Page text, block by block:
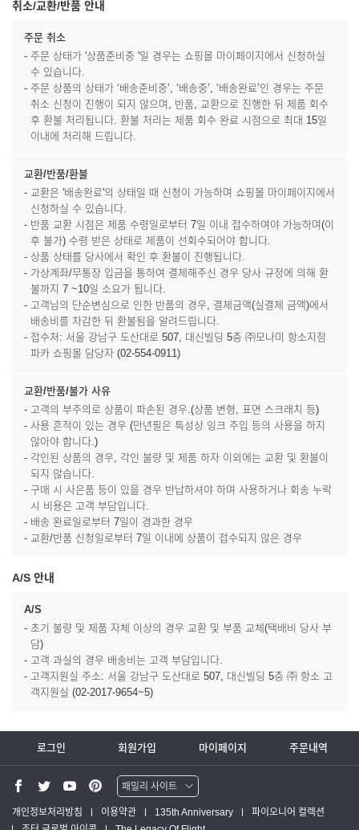
취소/교환/반품 안내
주문 취소
- 주문 상태가 '상품준비중 '일 경우는 쇼핑몰 마이페이지에서 신청하실
수 있습니다.
- 주문 상품의 상태가 ‘배송준비중’, ‘배송중’, ‘배송완료’인 경우는 주문
취소 신청이 진행이 되지 않으며, 반품, 교환으로 진행한 뒤 제품 회수
후 환불 처리됩니다. 환불 처리는 제품 회수 완료 시점으로 최대 15일
이내에 처리해 드립니다.
교환/반품/환불
- 교환은 '배송완료'의 상태일 때 신청이 가능하며 쇼핑몰 마이페이지에서
신청하실 수 있습니다.
- 반품 교환 시점은 제품 수령일로부터 7일 이내 접수하여야 가능하며(이
후 불가) 수령 받은 상태로 제품이 선회수되어야 합니다.
- 상품 상태를 당사에서 확인 후 환불이 진행됩니다.
- 가상계좌/무통장 입금을 통하여 결제해주신 경우 당사 규정에 의해 환
불까지 7 ~10일 소요가 됩니다.
- 고객님의 단순변심으로 인한 반품의 경우, 결제금액(실결제 금액)에서
배송비를 차감한 뒤 환불됨을 알려드립니다.
- 접수처: 서울 강남구 도산대로 507, 대신빌딩 5층 ㈜모나미 항소지점
파카 쇼핑몰 담당자 (02-554-0911)
교환/반품/불가 사유
- 고객의 부주의로 상품이 파손된 경우.(상품 변형, 표면 스크래치 등)
- 사용 흔적이 있는 경우 (만년필은 특성상 잉크 주입 등의 사용을 하지
않아야 합니다.)
- 각인된 상품의 경우, 각인 불량 및 제품 하자 이외에는 교환 및 환불이
되지 않습니다.
- 구매 시 사은품 등이 있을 경우 반납하셔야 하며 사용하거나 회송 누락
시 비용은 고객 부담입니다.
- 배송 완료일로부터 7일이 경과한 경우
- 교환/반품 신청일로부터 7일 이내에 상품이 접수되지 않은 경우
A/S 안내
A/S
- 초기 불량 및 제품 자체 이상의 경우 교환 및 부품 교체(택배비 당사 부
담)
- 고객 과실의 경우 배송비는 고객 부담입니다.
- 고객지원실 주소: 서울 강남구 도산대로 507, 대신빌딩 5층 ㈜ 항소 고
객지원실 (02-2017-9654~5)
로그인 회원가입 마이페이지 주문내역
패밀리 사이트
워터맨 쇼핑몰
개인정보처리방침 이용약관 135th Anniversary
파이오니어 컬렉션